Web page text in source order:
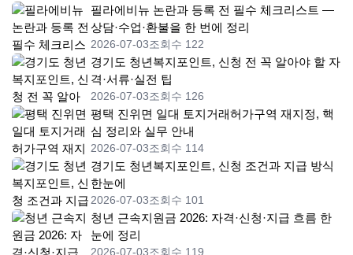
필라에비뉴 논란과 등록 전 필수 체크리스트 —
상담·수업·환불을 한 번에 정리
2026-07-03조회수 122
경기도 청년복지포인트, 신청 전 꼭 알아야 할 자
격·서류·실전 팁
2026-07-03조회수 126
평택 진위면 일대 토지거래허가구역 재지정, 핵
심 정리와 실무 안내
2026-07-03조회수 114
경기도 청년복지포인트, 신청 조건과 지급 방식
한눈에
2026-07-03조회수 101
청년 근속지원금 2026: 자격·신청·지급 흐름 한
눈에 정리
2026-07-03조회수 119